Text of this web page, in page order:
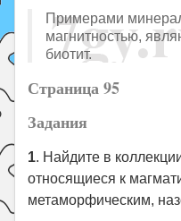
Примерами
магнитностью,
биотит.
Страница 95
Задания
1. Найдите в
относящиеся к
метаморфическим,